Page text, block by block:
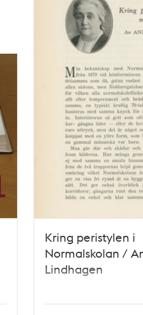
Kring peristylen i
Normalskolan /
Lindhagen